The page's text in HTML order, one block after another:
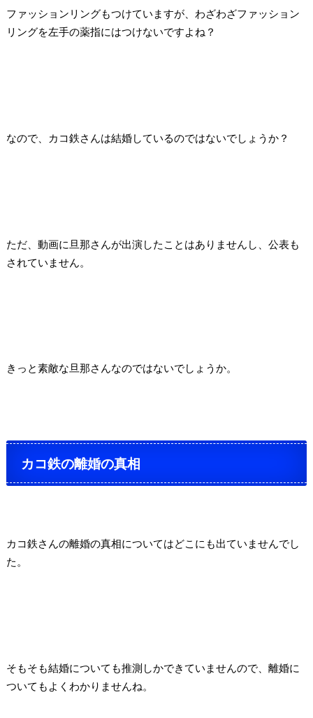
ファッションリングもつけていますが、わざわざファッション
リングを左手の薬指にはつけないですよね？
なので、カコ鉄さんは結婚しているのではないでしょうか？
ただ、動画に旦那さんが出演したことはありませんし、公表も
されていません。
きっと素敵な旦那さんなのではないでしょうか。
カコ鉄の離婚の真相
カコ鉄さんの離婚の真相についてはどこにも出ていませんでし
た。
そもそも結婚についても推測しかできていませんので、離婚に
ついてもよくわかりませんね。